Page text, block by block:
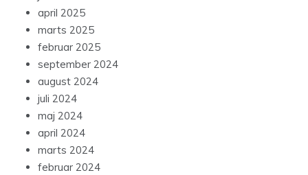
april 2025
marts 2025
februar 2025
september 2024
august 2024
juli 2024
maj 2024
april 2024
marts 2024
februar 2024